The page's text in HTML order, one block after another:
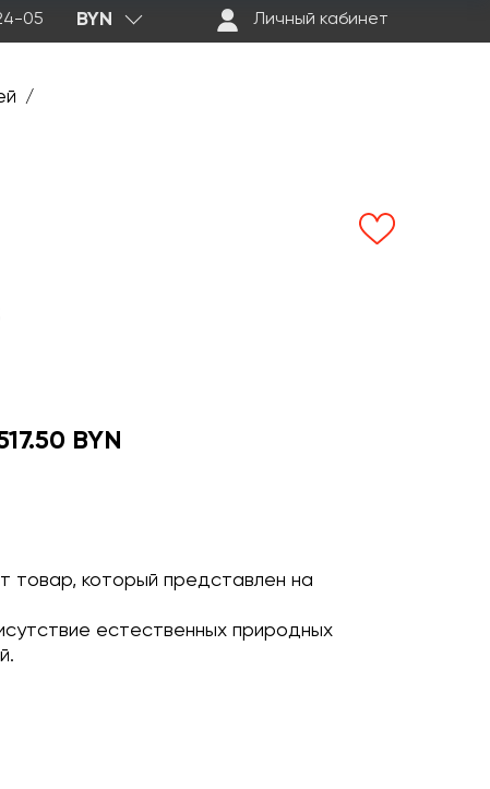
05 BYN Личный кабинет
/
BYN
товар, который представлен на
естественных природных